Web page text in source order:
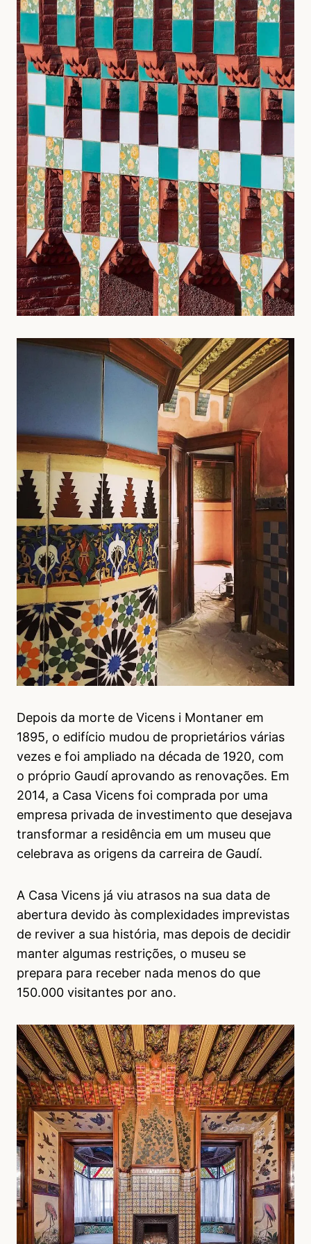
Depois da morte de Vicens i Montaner em
1895, o edifício mudou de proprietários várias
vezes e foi ampliado na década de 1920, com
o próprio Gaudí aprovando as renovações. Em
2014, a Casa Vicens foi comprada por uma
empresa privada de investimento que desejava
transformar a residência em um museu que
celebrava as origens da carreira de Gaudí.
A Casa Vicens já viu atrasos na sua data de
abertura devido às complexidades imprevistas
de reviver a sua história, mas depois de decidir
manter algumas restrições, o museu se
prepara para receber nada menos do que
150.000 visitantes por ano.